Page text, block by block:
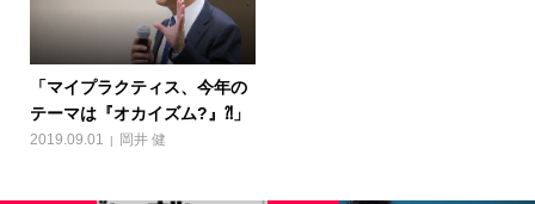
「マイプラクティス、今年の
テーマは『オカイズム?』⁈」
2019.09.01 岡井 健